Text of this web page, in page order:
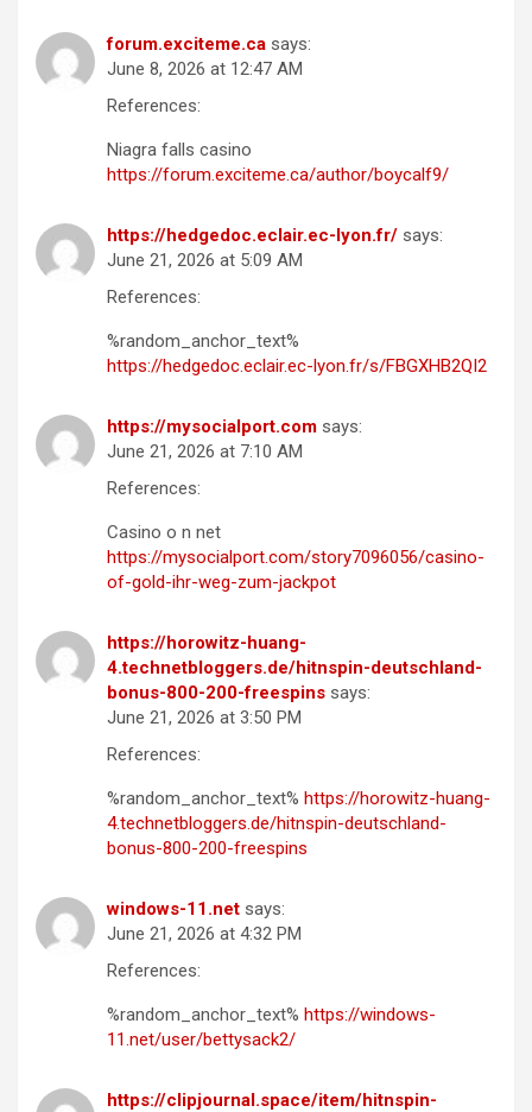
forum.exciteme.ca says:
June 8, 2026 at 12:47 AM
References:
Niagra falls casino
https://forum.exciteme.ca/author/boycalf9/
https://hedgedoc.eclair.ec-lyon.fr/ says:
June 21, 2026 at 5:09 AM
References:
%random_anchor_text%
https://hedgedoc.eclair.ec-lyon.fr/s/FBGXHB2QI2
https://mysocialport.com says:
June 21, 2026 at 7:10 AM
References:
Casino o n net
https://mysocialport.com/story7096056/casino-
of-gold-ihr-weg-zum-jackpot
https://horowitz-huang-
4.technetbloggers.de/hitnspin-deutschland-
bonus-800-200-freespins says:
June 21, 2026 at 3:50 PM
References:
%random_anchor_text% https://horowitz-huang-
4.technetbloggers.de/hitnspin-deutschland-
bonus-800-200-freespins
windows-11.net says:
June 21, 2026 at 4:32 PM
References:
%random_anchor_text% https://windows-
11.net/user/bettysack2/
https://clipjournal.space/item/hitnspin-